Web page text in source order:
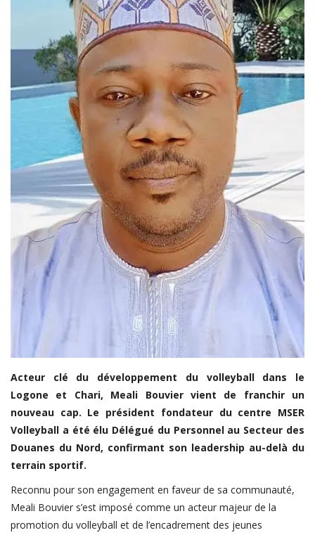
Lions Indomptables
Lionnes Indomptables
Judo
Elite Football
GSL
FEMMES & SPORT
Inside JOJ Dakar 2026
Cyclisme
Actualités
Business du sport
Guides & Dossiers
Handball
Volleyball
Basketball
Arts Martiaux
Rugby
Tennis
Extra
Acteur clé du développement du volleyball dans le
Logone et Chari, Meali Bouvier vient de franchir un
nouveau cap. Le président fondateur du centre MSER
Volleyball a été élu Délégué du Personnel au Secteur des
Douanes du Nord, confirmant son leadership au-delà du
terrain sportif.
Reconnu pour son engagement en faveur de sa communauté,
Meali Bouvier s’est imposé comme un acteur majeur de la
promotion du volleyball et de l’encadrement des jeunes